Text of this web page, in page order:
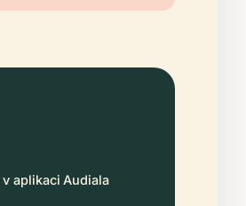
aplikaci Audiala